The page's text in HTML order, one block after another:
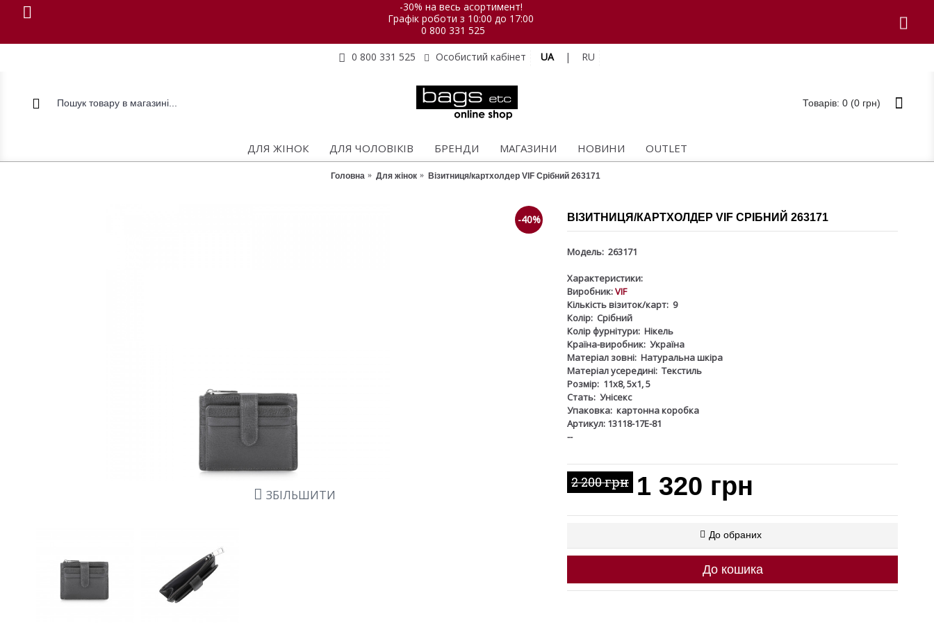
-30% на весь асортимент!
Графік роботи з 10:00 до 17:00
0 800 331 525
0 800 331 525
Особистий кабінет UA | RU
Товарів: 0 (0 грн)
ДЛЯ ЖІНОК ДЛЯ ЧОЛОВІКІВ БРЕНДИ МАГАЗИНИ НОВИНИ OUTLET
Головна Для жінок Візитниця/картхолдер VIF Срібний 263171
-40%
ЗБІЛЬШИТИ
ВІЗИТНИЦЯ/КАРТХОЛДЕР VIF СРІБНИЙ 263171
Модель: 263171
Характеристики:
Виробник:VIF
Кількість візиток/карт: 9
Колір: Срібний
Колір фурнітури: Нікель
Країна-виробник: Україна
Матеріал зовні: Натуральна шкіра
Матеріал усередині: Текстиль
Розмір: 11х8, 5х1, 5
Стать: Унісекс
Упаковка: картонна коробка
Артикул: 13118-17Е-81
--
2 200 грн 1 320 грн
До обраних
До кошика